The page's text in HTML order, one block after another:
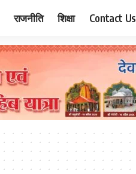
राजनीति शिक्षा Contact Us